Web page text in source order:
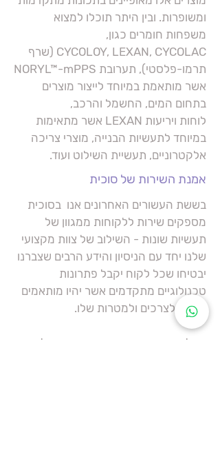
ומשופרות. ובין היתר תוכלו למצוא
משפחות חומרים כגון,
CYCOLOY, LEXAN, CYCOLAC (שרף
תרמו-פלסטי), תערובת NORYL™-mPPS
אשר מותאמת במיוחד לייצור מוצרים
בתחום המים, החשמל והרכב,
לוחות ויריעות LEXAN אשר מתאימות
במיוחד לתעשיות הבנייה, מוצרי צריכה
אלקטרוניים, תעשיית השילוט ועוד.
אמנת השירות של סוכית
בששת העשורים האחרונים אנו בסוכית
מספקים שירות ללקוחות ממגוון של
תעשיות שונות - השילוב של צוות מקצועי
שלנו יחד עם הניסיון והידע הרבים שצברנו
יבטיחו שכל לקוח יקבל פתרונות
טכנולוגיים מתקדמים אשר יהיו מותאמים
אישית לצרכים ולמטרות שלו.
בין לקוחותינו נמנות החברות המובילות